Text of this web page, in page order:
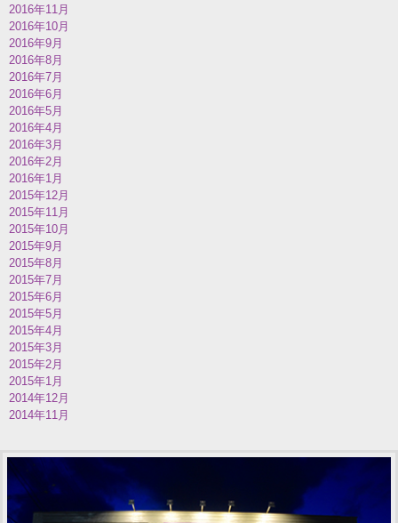
2016年11月
2016年10月
2016年9月
2016年8月
2016年7月
2016年6月
2016年5月
2016年4月
2016年3月
2016年2月
2016年1月
2015年12月
2015年11月
2015年10月
2015年9月
2015年8月
2015年7月
2015年6月
2015年5月
2015年4月
2015年3月
2015年2月
2015年1月
2014年12月
2014年11月